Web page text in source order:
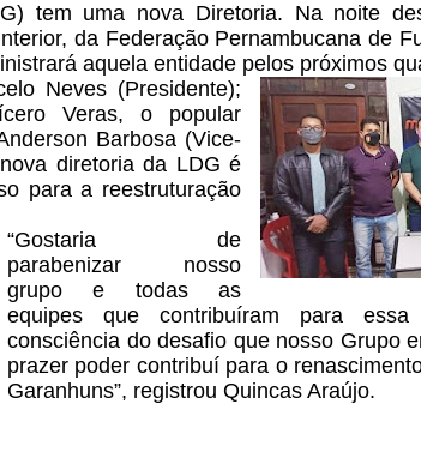
tem uma nova Diretoria. Na noite
da Federação Pernambucana de
aquela entidade pelos próximos
Neves (Presidente);
Veras, o popular
Barbosa(Vice-
diretoria da LDG é
para a reestruturação
“Gostaria de
parabenizar nosso
grupo e todas as
equipes que contribuíram para
consciência do desafio que nosso Grupo
prazer poder contribuí para o
Garanhuns”, registrou Quincas Araújo.